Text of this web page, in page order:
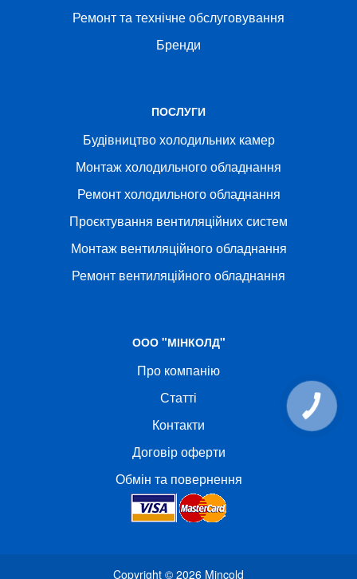
Ремонт та технічне обслуговування
Бренди
ПОСЛУГИ
Будівництво холодильних камер
Монтаж холодильного обладнання
Ремонт холодильного обладнання
Проєктування вентиляційних систем
Монтаж вентиляційного обладнання
Ремонт вентиляційного обладнання
ООО "МІНКОЛД"
Про компанію
Статті
Контакти
Договір оферти
Обмін та повернення
Copyright © 2026 Mincold
КНОПКА
СВЯЗИ